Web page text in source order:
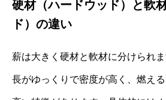
硬材（ハードウッド）と軟
ド）の違い
薪は大きく硬材と軟材に分けられ
長がゆっくりで密度が高く、燃え